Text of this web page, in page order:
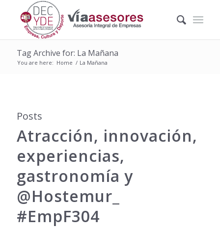
Tag Archive for: La Mañana
You are here: Home / La Mañana
Posts
Atracción, innovación,
experiencias,
gastronomía y
@Hostemur_
#EmpF304